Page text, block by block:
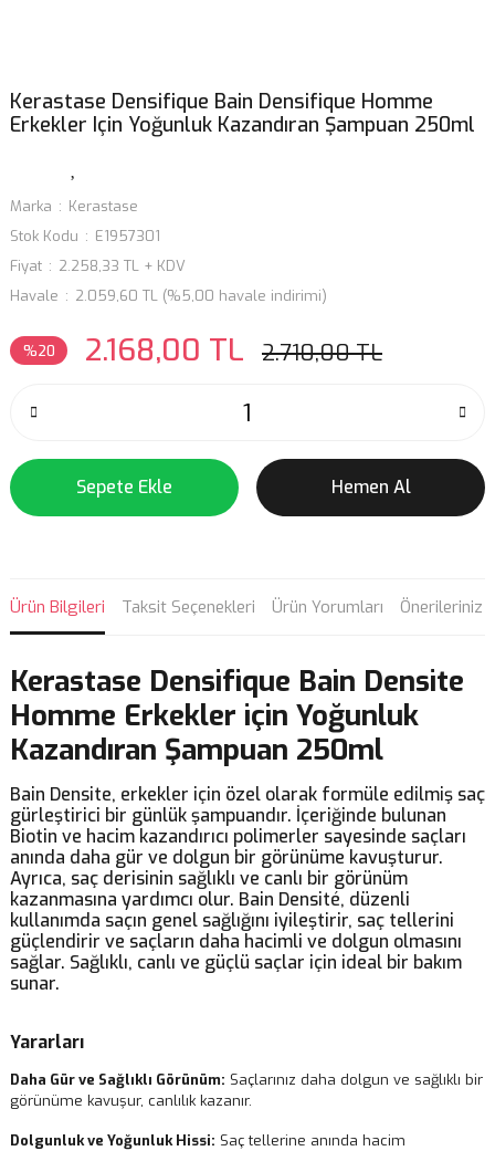
Kerastase Densifique Bain Densifique Homme
Erkekler Için Yoğunluk Kazandıran Şampuan 250ml
Marka
Kerastase
Stok Kodu
E1957301
Fiyat
2.258,33 TL + KDV
Havale
2.059,60 TL (%5,00 havale indirimi)
%20 2.168,00 TL 2.710,00 TL
Sepete Ekle Hemen Al
Ürün Bilgileri Taksit Seçenekleri Ürün Yorumları Önerileriniz
Kerastase Densifique Bain Densite
Homme Erkekler için Yoğunluk
Kazandıran Şampuan 250ml
Bain Densite, erkekler için özel olarak formüle edilmiş saç
gürleştirici bir günlük şampuandır. İçeriğinde bulunan
Biotin ve hacim kazandırıcı polimerler sayesinde saçları
anında daha gür ve dolgun bir görünüme kavuşturur.
Ayrıca, saç derisinin sağlıklı ve canlı bir görünüm
kazanmasına yardımcı olur. Bain Densité, düzenli
kullanımda saçın genel sağlığını iyileştirir, saç tellerini
güçlendirir ve saçların daha hacimli ve dolgun olmasını
sağlar. Sağlıklı, canlı ve güçlü saçlar için ideal bir bakım
sunar.
Yararları
Daha Gür ve Sağlıklı Görünüm: Saçlarınız daha dolgun ve sağlıklı bir
görünüme kavuşur, canlılık kazanır.
Dolgunluk ve Yoğunluk Hissi: Saç tellerine anında hacim